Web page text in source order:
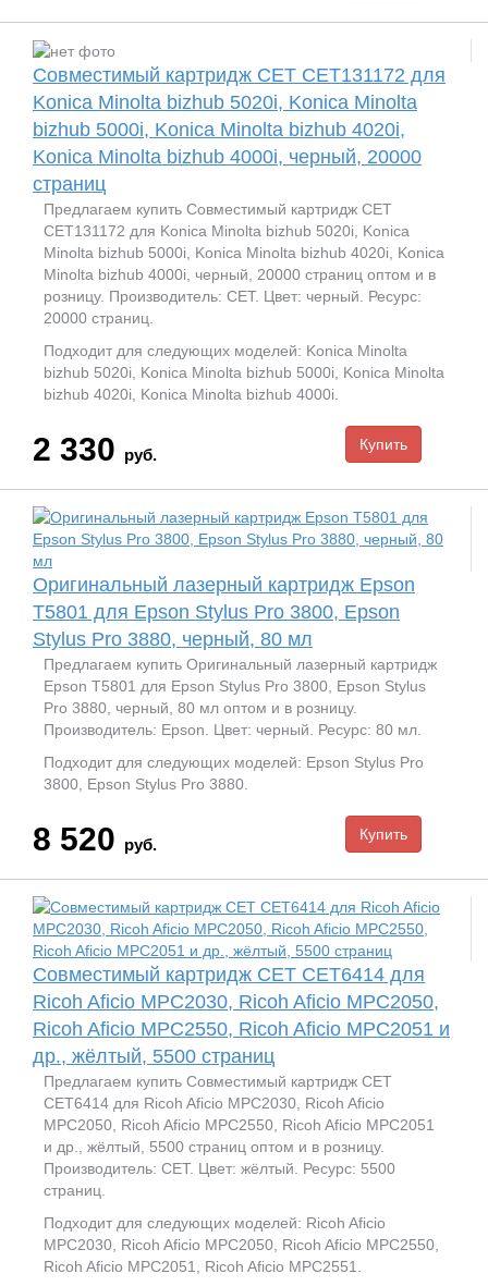
Совместимый картридж CET CET131172 для
Konica Minolta bizhub 5020i, Konica Minolta
bizhub 5000i, Konica Minolta bizhub 4020i,
Konica Minolta bizhub 4000i, черный, 20000
страниц
Предлагаем купить Совместимый картридж CET
CET131172 для Konica Minolta bizhub 5020i, Konica
Minolta bizhub 5000i, Konica Minolta bizhub 4020i, Konica
Minolta bizhub 4000i, черный, 20000 страниц оптом и в
розницу. Производитель: CET. Цвет: черный. Ресурс:
20000 страниц.
Подходит для следующих моделей: Konica Minolta
bizhub 5020i, Konica Minolta bizhub 5000i, Konica Minolta
bizhub 4020i, Konica Minolta bizhub 4000i.
2 330 руб.
Оригинальный лазерный картридж Epson
T5801 для Epson Stylus Pro 3800, Epson
Stylus Pro 3880, черный, 80 мл
Предлагаем купить Оригинальный лазерный картридж
Epson T5801 для Epson Stylus Pro 3800, Epson Stylus
Pro 3880, черный, 80 мл оптом и в розницу.
Производитель: Epson. Цвет: черный. Ресурс: 80 мл.
Подходит для следующих моделей: Epson Stylus Pro
3800, Epson Stylus Pro 3880.
8 520 руб.
Совместимый картридж CET CET6414 для
Ricoh Aficio MPC2030, Ricoh Aficio MPC2050,
Ricoh Aficio MPC2550, Ricoh Aficio MPC2051 и
др., жёлтый, 5500 страниц
Предлагаем купить Совместимый картридж CET
CET6414 для Ricoh Aficio MPC2030, Ricoh Aficio
MPC2050, Ricoh Aficio MPC2550, Ricoh Aficio MPC2051
и др., жёлтый, 5500 страниц оптом и в розницу.
Производитель: CET. Цвет: жёлтый. Ресурс: 5500
страниц.
Подходит для следующих моделей: Ricoh Aficio
MPC2030, Ricoh Aficio MPC2050, Ricoh Aficio MPC2550,
Ricoh Aficio MPC2051, Ricoh Aficio MPC2551.